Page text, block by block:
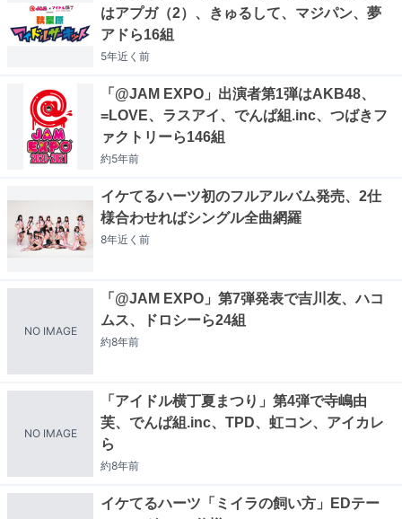
はアプガ（2）、きゅるして、マジパン、夢
アドら16組
5年近く 前
「@JAM EXPO」出演者第1弾はAKB48、
=LOVE、ラスアイ、でんぱ組.inc、つばきフ
ァクトリーら146組
約5年前
イケてるハーツ初のフルアルバム発売、2仕
様合わせればシングル全曲網羅
8年近く 前
NO IMAGE
「@JAM EXPO」第7弾発表で吉川友、ハコ
ムス、ドロシーら24組
約8年前
NO IMAGE
「アイドル横丁夏まつり」第4弾で寺嶋由
芙、でんぱ組.inc、TPD、虹コン、アイカレ
ら
約8年前
イケてるハーツ「ミイラの飼い方」EDテー